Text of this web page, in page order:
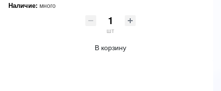
Наличие: много
шт
В корзину